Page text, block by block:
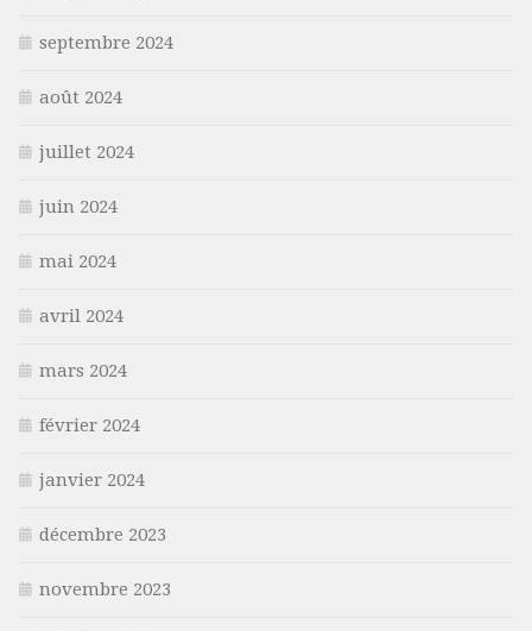
septembre 2024
août 2024
juillet 2024
juin 2024
mai 2024
avril 2024
mars 2024
février 2024
janvier 2024
décembre 2023
novembre 2023